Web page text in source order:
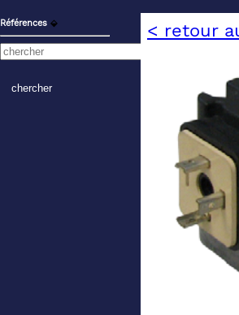
Références ⬙ < retour